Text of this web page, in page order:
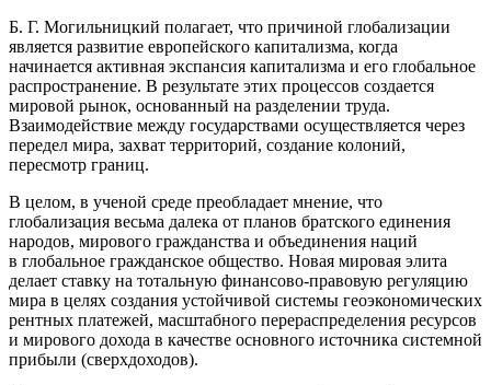
Б. Г. Могильницкий полагает, что причиной глобализации
является развитие европейского капитализма, когда
начинается активная экспансия капитализма и его глобальное
распространение. В результате этих процессов создается
мировой рынок, основанный на разделении труда.
Взаимодействие между государствами осуществляется через
передел мира, захват территорий, создание колоний,
пересмотр границ.
В целом, в ученой среде преобладает мнение, что
глобализация весьма далека от планов братского единения
народов, мирового гражданства и объединения наций
в глобальное гражданское общество. Новая мировая элита
делает ставку на тотальную финансово‐правовую регуляцию
мира в целях создания устойчивой системы геоэкономических
рентных платежей, масштабного перераспределения ресурсов
и мирового дохода в качестве основного источника системной
прибыли (сверхдоходов).